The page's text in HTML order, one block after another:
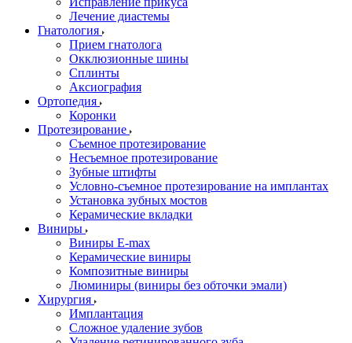
Лечение диастемы
Гнатология
Прием гнатолога
Окклюзионные шины
Сплинты
Аксиография
Ортопедия
Коронки
Протезирование
Съемное протезирование
Несъемное протезирование
Зубные штифты
Условно-съемное протезирование на имплантах
Установка зубных мостов
Керамические вкладки
Виниры
Виниры E-max
Керамические виниры
Композитные виниры
Люминиры (виниры без обточки эмали)
Хирургия
Имплантация
Сложное удаление зубов